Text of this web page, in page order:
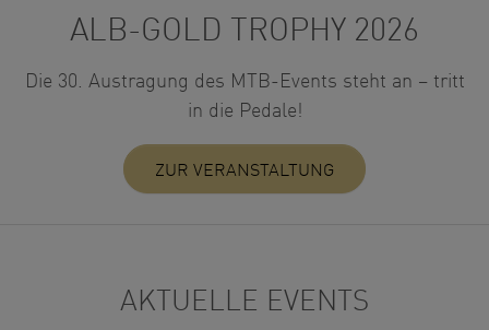
ALB-GOLD TROPHY 2026
Die 30. Austragung des MTB-Events steht an – tritt
in die Pedale!
ZUR VERANSTALTUNG
AKTUELLE EVENTS